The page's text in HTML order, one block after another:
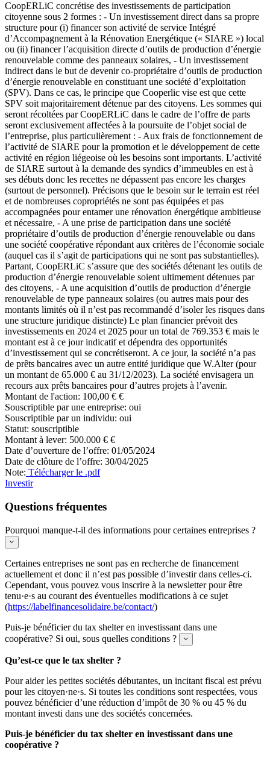
CoopERLiC concrétise des investissements de participation
citoyenne sous 2 formes : - Un investissement direct dans sa propre
structure pour (i) financer son activité de service Intégré
d’Accompagnement à la Rénovation Energétique (« SIARE ») local
ou (ii) financer l’acquisition directe d’outils de production d’énergie
renouvelable comme des panneaux solaires, - Un investissement
indirect dans le but de devenir co-propriétaire d’outils de production
d’énergie renouvelable en constituant une société d’exploitation
(SPV). Dans ce cas, le principe que Cooperlic vise est que cette
SPV soit majoritairement détenue par des citoyens. Les sommes qui
seront récoltées par CoopERLiC dans le cadre de l’offre de parts
seront exclusivement affectées à la poursuite de l’objet social de
l’entreprise, plus particulièrement : - Aux frais de fonctionnement de
l’activité de SIARE pour la promotion et le développement de cette
activité en région liégeoise où les besoins sont importants. L’activité
de SIARE surtout à la demande des syndics d’immeubles en est à
ses débuts donc les recettes ne dépassent pas encore les charges
(surtout de personnel). Précisons que le besoin sur le terrain est réel
et de nombreuses copropriétés ne sont pas équipées et pas
accompagnées pour entamer une rénovation énergétique ambitieuse
et nécessaire, - A une prise de participation dans une société
propriétaire d’outils de production d’énergie renouvelable ou dans
une société coopérative répondant aux critères de l’économie sociale
(auquel cas il s’agit de participations qui ne sont pas substantielles).
Partant, CoopERLiC s’assure que des sociétés détenant les outils de
production d’énergie renouvelable soient ultimement détenues par
des citoyens, - A une acquisition d’outils de production d’énergie
renouvelable de type panneaux solaires (ou autres mais pour des
montants limités où il n’est pas recommandé d’isoler les risques dans
une structure juridique distincte) Le plan financier prévoit des
investissements en 2024 et 2025 pour un total de 769.353 € mais le
montant est à ce jour indicatif et dépendra des opportunités
d’investissement qui se concrétiseront. A ce jour, la société n’a pas
de prêts bancaires avec un autre entité juridique que W.Alter (pour
un montant de 65.000 € au 31/12/2023). La société envisagera un
recours aux prêts bancaires pour d’autres projets à l’avenir.
Montant de l'action: 100,00 € €
Souscriptible par une entreprise: oui
Souscriptible par un individu: oui
Statut: souscriptible
Montant à lever: 500.000 € €
Date d’ouverture de l’offre: 01/05/2024
Date de clôture de l’offre: 30/04/2025
Note: Télécharger le .pdf
Investir
Questions fréquentes
Pourquoi manque-t-il des informations pour certaines entreprises ?
Expand
Certaines entreprises ne sont pas en recherche de financement
actuellement et donc il n’est pas possible d’investir dans celles-ci.
Cependant, vous pouvez vous inscrire à la newsletter pour être
tenu·e·s au courant des éventuelles modifications à ce sujet
(https://labelfinancesolidaire.be/contact/)
Puis-je bénéficier du tax shelter en investissant dans une
coopérative? Si oui, sous quelles conditions ?
Expand
Qu’est-ce que le tax shelter ?
Pour aider les petites sociétés débutantes, un incitant fiscal est prévu
pour les citoyen·ne·s. Si toutes les conditions sont respectées, vous
pouvez bénéficier d’une réduction d’impôt de 30 % ou 45 % du
montant investi dans une des sociétés concernées.
Puis-je bénéficier du tax shelter en investissant dans une
coopérative ?